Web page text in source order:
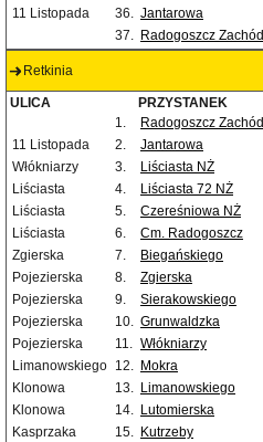
11 Listopada
36. Jantarowa
37. Radogoszcz Zachód
Retkinia
ULICA PRZYSTANEK
1.
Radogoszcz Zachód
11 Listopada
2. Jantarowa
Włókniarzy
3. Liściasta NŻ
Liściasta
4.
Liściasta 72 NŻ
Liściasta
5.
Czereśniowa NŻ
Liściasta
6. Cm. Radogoszcz
Zgierska
7. Biegańskiego
Pojezierska
8. Zgierska
Pojezierska
9. Sierakowskiego
Pojezierska
10. Grunwaldzka
Pojezierska
11. Włókniarzy
Limanowskiego 12. Mokra
Klonowa
13. Limanowskiego
Klonowa
14. Lutomierska
Kasprzaka
15. Kutrzeby